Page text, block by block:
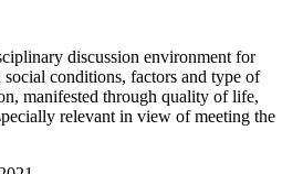
discussion environment for
conditions, factors and type of
manifested through quality of life,
relevant in view of meeting the